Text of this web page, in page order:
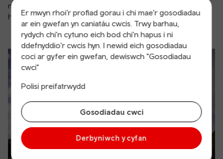
Er mwyn rhoi’r profiad gorau i chi mae'r gosodiadau
ar ein gwefan yn caniatáu cwcis. Trwy barhau,
rydych chi'n cytuno eich bod chi'n hapus i ni
ddefnyddio'r cwcis hyn. I newid eich gosodiadau
coci ar gyfer ein gwefan, dewiswch "Gosodiadau
cwci"
Polisi preifatrwydd
Gosodiadau cwci
Derbyniwch y cyfan
mae llawer ohonynt yn dal i fodoli, gan wneud hwn yn lle
hanfodol i'w weld ar eich taith i Gymru.